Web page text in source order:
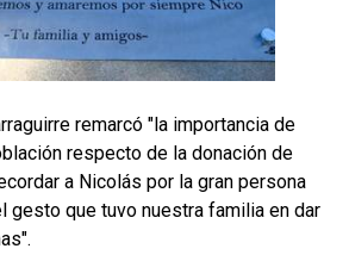
remarcó "la importancia de
respecto de la donación de
a Nicolás por la gran persona
gesto que tuvo nuestra familia en dar